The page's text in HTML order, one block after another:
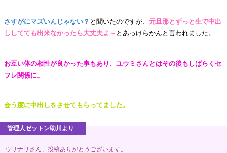
さすがにマズいんじゃない？ と聞いたのですが、 元旦那とずっと生で中出
ししてても出来なかったら大丈夫よ～ とあっけらかんと言われました。
お互い体の相性が良かった事もあり、ユウミさんとはその後もしばらくセ
フレ関係に。
会う度に中出しをさせてもらってました。
ウリナリさん、投稿ありがとうございます。